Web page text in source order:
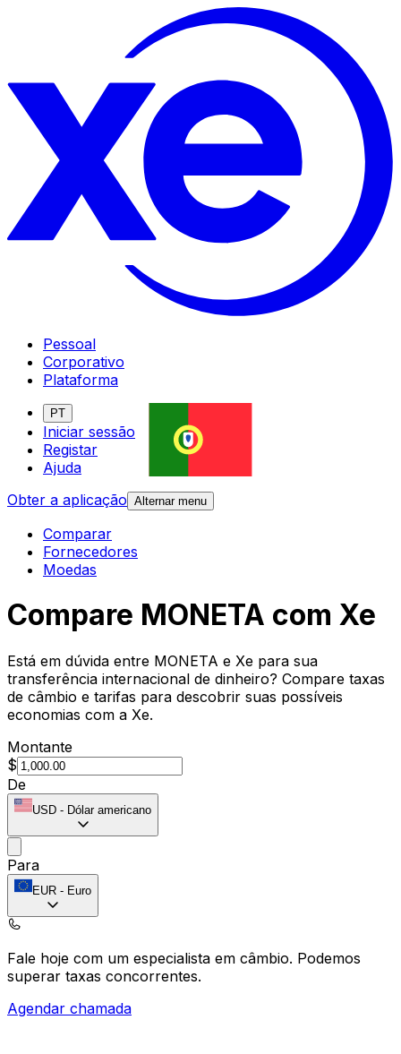
Pessoal
Corporativo
Plataforma
PT
Iniciar sessão
Registar
Ajuda
Obter a aplicação Alternar menu
Comparar
Fornecedores
Moedas
Compare MONETA com Xe
Está em dúvida entre MONETA e Xe para sua
transferência internacional de dinheiro? Compare taxas
de câmbio e tarifas para descobrir suas possíveis
economias com a Xe.
Montante
$
De
USD - Dólar americano
Para
EUR - Euro
Fale hoje com um especialista em câmbio. Podemos
superar taxas concorrentes.
Agendar chamada